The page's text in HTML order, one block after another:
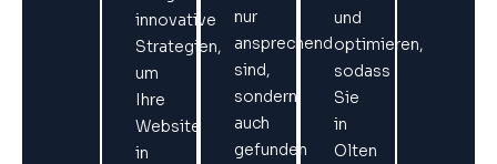
innovative
Strategien,
um
Ihre
Website
in
nur
ansprechend
sind,
sondern
auch
gefunden
und
optimieren,
sodass
Sie
in
Olten